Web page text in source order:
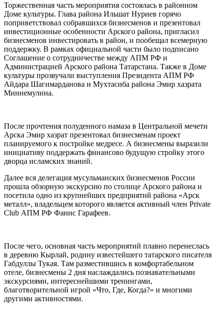
Торжественная часть мероприятия состоялась в районном
Доме культуры. Глава района Ильшат Нуриев горячо
поприветствовал собравшихся бизнесменов и презентовал
инвестиционные особенности Арского района, пригласил
бизнесменов инвестировать в район, и пообещал всемерную
поддержку. В рамках официальной части было подписано
Соглашение о сотрудничестве между АПМ РФ и
Администрацией Арского района Татарстана. Также в Доме
культуры прозвучали выступления Президента АПМ РФ
Айдара Шагимарданова и Мухтасиба района Эмир хазрата
Миннемулина.
После прочтения полуденного намаза в Центральной мечети
Арска Эмир хазрат презентовал бизнесменам проект
планируемого к постройке медресе. А бизнесмены выразили
инициативу поддержать финансово будущую стройку этого
дворца исламских знаний.
Далее вся делегация мусульманских бизнесменов России
прошла обзорную экскурсию по столице Арского района и
посетила одно из крупнейших предприятий района «Арск
металл», владельцем которого является активный член Private
Club АПМ РФ Фанис Гарафеев.
После чего, основная часть мероприятий плавно перенеслась
в деревню Кырлай, родину известейшего татарского писателя
Габдуллы Тукая. Там разместившись в комфортабельном
отеле, бизнесмены 2 дня наслаждались познавательными
экскурсиями, интереснейшими тренингами,
благотворительной игрой «Что, Где, Когда?» и многими
другими активностями.